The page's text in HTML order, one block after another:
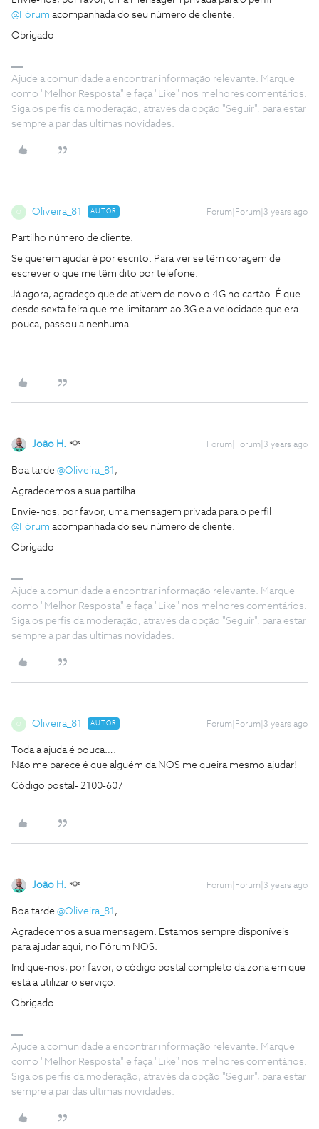
@Fórum acompanhada do seu número de cliente.
Obrigado
Ajude a comunidade a encontrar informação relevante. Marque
como "Melhor Resposta" e faça "Like" nos melhores comentários.
Siga os perfis da moderação, através da opção "Seguir", para estar
sempre a par das ultimas novidades.
Oliveira_81 AUTOR Forum|Forum|3 years ago
Partilho número de cliente.
Se querem ajudar é por escrito. Para ver se têm coragem de
escrever o que me têm dito por telefone.
Já agora, agradeço que de ativem de novo o 4G no cartão. É que
desde sexta feira que me limitaram ao 3G e a velocidade que era
pouca, passou a nenhuma.
João H. Forum|Forum|3 years ago
Boa tarde @Oliveira_81 ,
Agradecemos a sua partilha.
Envie-nos, por favor, uma mensagem privada para o perfil
@Fórum acompanhada do seu número de cliente.
Obrigado
Ajude a comunidade a encontrar informação relevante. Marque
como "Melhor Resposta" e faça "Like" nos melhores comentários.
Siga os perfis da moderação, através da opção "Seguir", para estar
sempre a par das ultimas novidades.
Oliveira_81 AUTOR Forum|Forum|3 years ago
Toda a ajuda é pouca….
Não me parece é que alguém da NOS me queira mesmo ajudar!
Código postal- 2100-607
João H. Forum|Forum|3 years ago
Boa tarde @Oliveira_81 ,
Agradecemos a sua mensagem. Estamos sempre disponíveis
para ajudar aqui, no Fórum NOS.
Indique-nos, por favor, o código postal completo da zona em que
está a utilizar o serviço.
Obrigado
Ajude a comunidade a encontrar informação relevante. Marque
como "Melhor Resposta" e faça "Like" nos melhores comentários.
Siga os perfis da moderação, através da opção "Seguir", para estar
sempre a par das ultimas novidades.